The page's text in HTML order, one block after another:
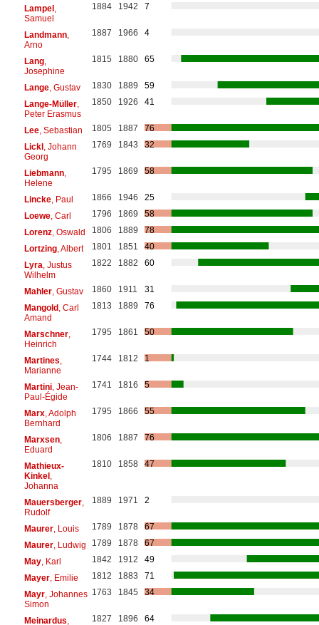
Lampel,
Samuel
1884 1942 7
Landmann,
Arno
1887 1966 4
Lang,
Josephine
1815 1880 65
Lange, Gustav 1830 1889
59
Lange-Müller,
Peter Erasmus
1850 1926 41
Lee, Sebastian 1805 1887
76
Lickl, Johann
Georg
1769 1843 32
Liebmann,
Helene
1795 1869 58
Lincke, Paul 1866 1946
25
Loewe, Carl 1796 1869
58
Lorenz, Oswald 1806 1889
78
Lortzing, Albert 1801 1851
40
Lyra , Justus
Wilhelm
1822 1882 60
Mahler, Gustav 1860 1911
31
Mangold, Carl
Amand
1813 1889 76
Marschner,
Heinrich
1795 1861 50
Martines
Marianne
1744 1812 1
Martini, Jean-
Paul-Égide
1741 1816 5
Marx, Adolph
Bernhard
1795 1866 55
Marxsen,
Eduard
1806 1887 76
Mathieux-
Kinkel,
Johanna
1810 1858 47
Mauersberger,
Rudolf
1889 1971 2
Maurer, Louis 1789 1878
67
Maurer, Ludwig 1789 1878
67
May, Karl 1842 1912
49
Mayer, Emilie 1812 1883
71
Mayr, Johannes
Simon
1763 1845 34
Meinardus 1827 1896 64